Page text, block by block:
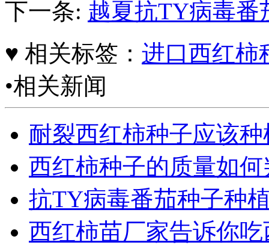
下一条: 越夏抗TY病毒番
♥ 相关标签： 进口西红柿
•相关新闻
耐裂西红柿种子应该
西红柿种子的质量如何
抗TY病毒番茄种子种
西红柿苗厂家告诉你